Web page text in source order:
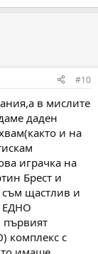
#10
в мислите
даден
и на
играчка на
Брест и
съм щастлив и
ЕДНО
първият
комплекс с